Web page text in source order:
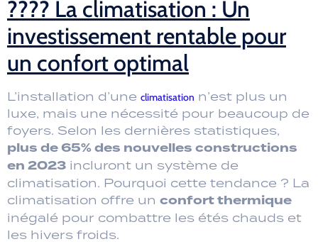
????️ La climatisation : Un
investissement rentable pour
un confort optimal
L’installation d’une climatisation n’est plus un
luxe, mais une nécessité pour beaucoup de
foyers. Selon les dernières statistiques,
plus de 65% des nouvelles constructions
en 2023 incluront un système de
climatisation. Pourquoi cette tendance ? La
climatisation offre un confort thermique
inégalé pour combattre les étés chauds et
les hivers froids.